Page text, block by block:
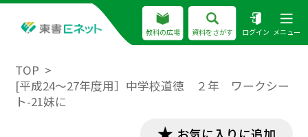
教科の広場 資料をさがす ログイン メニュー
TOP
[平成24～27年度用］中学校道徳 ２年 ワークシー
ト-21妹に